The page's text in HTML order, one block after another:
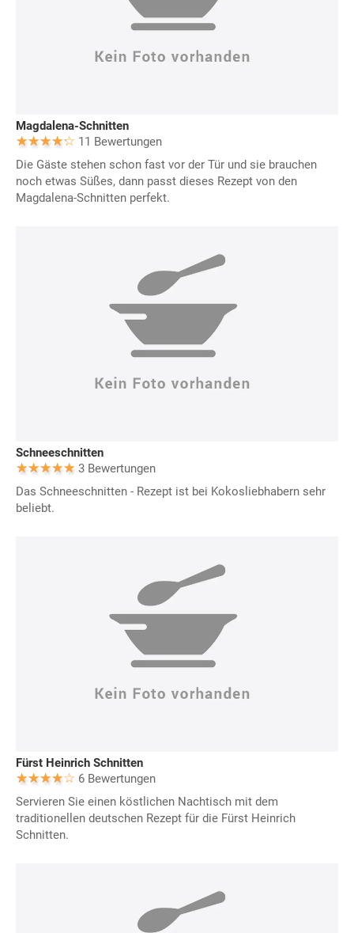
Magdalena-Schnitten
11 Bewertungen
Die Gäste stehen schon fast vor der Tür und sie brauchen
noch etwas Süßes, dann passt dieses Rezept von den
Magdalena-Schnitten perfekt.
Schneeschnitten
3 Bewertungen
Das Schneeschnitten - Rezept ist bei Kokosliebhabern sehr
beliebt.
Fürst Heinrich Schnitten
6 Bewertungen
Servieren Sie einen köstlichen Nachtisch mit dem
traditionellen deutschen Rezept für die Fürst Heinrich
Schnitten.